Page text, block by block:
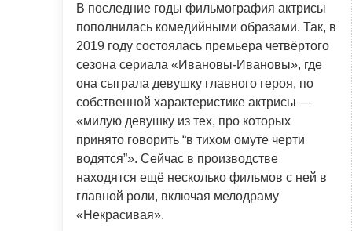
В последние годы фильмография актрисы
пополнилась комедийными образами. Так, в
2019 году состоялась премьера четвёртого
сезона сериала «Ивановы-Ивановы», где
она сыграла девушку главного героя, по
собственной характеристике актрисы —
«милую девушку из тех, про которых
принято говорить “в тихом омуте черти
водятся”». Сейчас в производстве
находятся ещё несколько фильмов с ней в
главной роли, включая мелодраму
«Некрасивая».